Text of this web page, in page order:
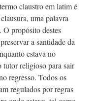
claustro em latim é
uma palavra
O propósito destes
a santidade da
estava no
tutor religioso para sair
regresso. Todos os
regulados por regras